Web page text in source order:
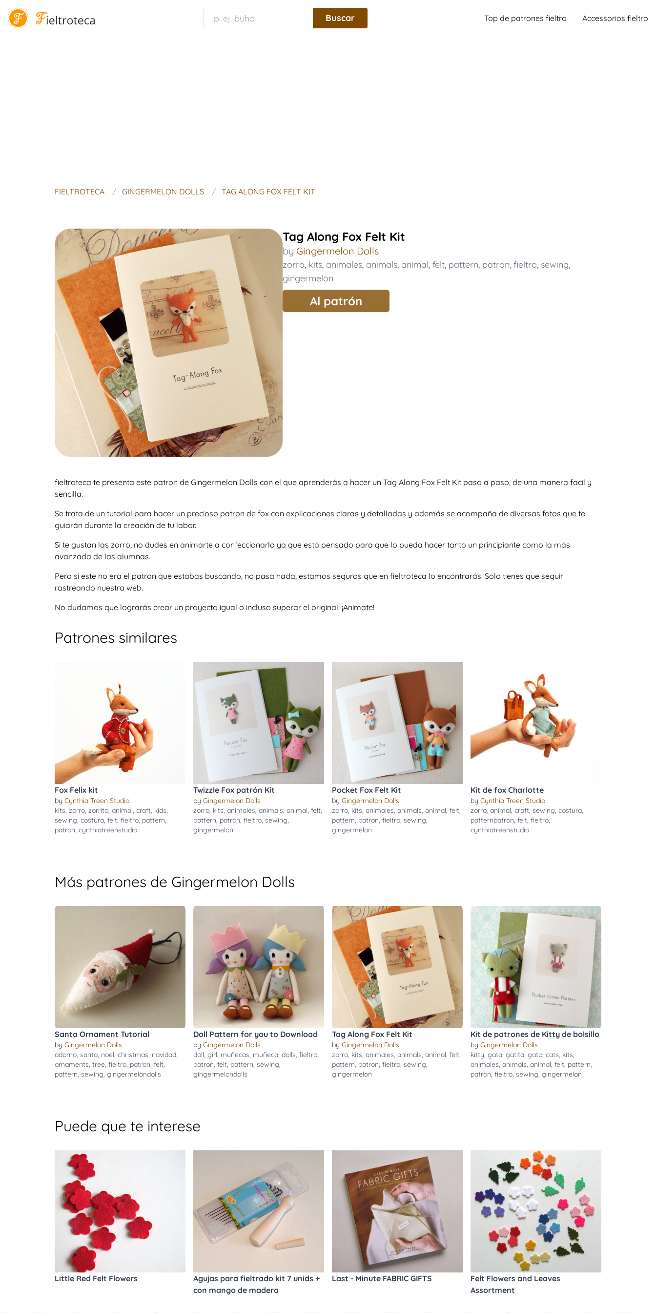
Top de patrones fieltro Accessorios fieltro
FIELTROTECA GINGERMELON DOLLS TAG ALONG FOX FELT KIT
Tag Along Fox Felt Kit
by Gingermelon Dolls
zorro, kits, animales, animals, animal, felt, pattern, patron, fieltro, sewing,
gingermelon
Al patrón
fieltroteca te presenta este patron de Gingermelon Dolls con el que aprenderás a hacer un Tag Along Fox Felt Kit paso a paso, de una manera facil y
sencilla.
Se trata de un tutorial para hacer un precioso patron de fox con explicaciones claras y detalladas y además se acompaña de diversas fotos que te
guiarán durante la creación de tu labor.
Si te gustan las zorro, no dudes en animarte a confeccionarlo ya que está pensado para que lo pueda hacer tanto un principiante como la más
avanzada de las alumnas.
Pero si este no era el patron que estabas buscando, no pasa nada, estamos seguros que en fieltroteca lo encontrarás. Solo tienes que seguir
rastreando nuestra web.
No dudamos que lograrás crear un proyecto igual o incluso superar el original. ¡Anímate!
Patrones similares
Fox Felix kit
by Cynthia Treen Studio
kits, zorro, zorrito, animal, craft, kids,
sewing, costura, felt, fieltro, pattern,
patron, cynthiatreenstudio
Twizzle Fox patrón Kit
by Gingermelon Dolls
zorro, kits, animales, animals, animal, felt,
pattern, patron, fieltro, sewing,
gingermelon
Pocket Fox Felt Kit
by Gingermelon Dolls
zorro, kits, animales, animals, animal, felt,
pattern, patron, fieltro, sewing,
gingermelon
Kit de fox Charlotte
by Cynthia Treen Studio
zorro, animal, craft, sewing, costura,
patternpatron, felt, fieltro,
cynthiatreenstudio
Más patrones de Gingermelon Dolls
Santa Ornament Tutorial
by Gingermelon Dolls
adorno, santa, noel, christmas, navidad,
ornaments, tree, fieltro, patron, felt,
pattern, sewing, gingermelondolls
Doll Pattern for you to Download
by Gingermelon Dolls
doll, girl, muñecas, muñeca, dolls, fieltro,
patron, felt, pattern, sewing,
gingermelondolls
Tag Along Fox Felt Kit
by Gingermelon Dolls
zorro, kits, animales, animals, animal, felt,
pattern, patron, fieltro, sewing,
gingermelon
Kit de patrones de Kitty de bolsillo
by Gingermelon Dolls
kitty, gata, gatita, gato, cats, kits,
animales, animals, animal, felt, pattern,
patron, fieltro, sewing, gingermelon
Puede que te interese
Little Red Felt Flowers
Agujas para fieltrado kit 7 unids +
con mango de madera
Last - Minute FABRIC GIFTS
Felt Flowers and Leaves
Assortment